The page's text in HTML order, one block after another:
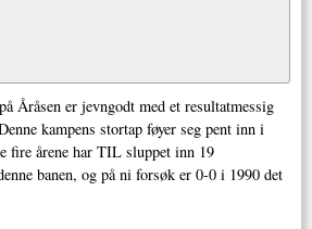
Åråsen er jevngodt med et resultatmessig
kampens stortap føyer seg pent inn i
fire årene har TIL sluppet inn 19
banen, og på ni forsøk er 0-0 i 1990 det